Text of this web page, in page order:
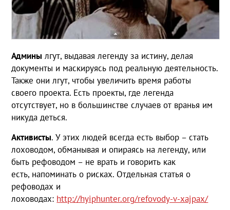
Админы лгут, выдавая легенду за истину, делая
документы и маскируясь под реальную деятельность.
Также они лгут, чтобы увеличить время работы
своего проекта. Есть проекты, где легенда
отсутствует, но в большинстве случаев от вранья им
никуда деться.
Активисты. У этих людей всегда есть выбор – стать
лоховодом, обманывая и опираясь на легенду, или
быть рефоводом – не врать и говорить как
есть, напоминать о рисках. Отдельная статья о
рефоводах и
лоховодах: http://hyiphunter.org/refovody-v-xajpax/